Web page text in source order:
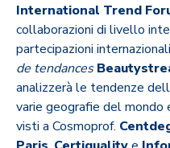
International Trend
collaborazioni di livello
partecipazioni
de tendances
analizzerà le tendenze
varie geografie del mondo
visti a Cosmoprof.